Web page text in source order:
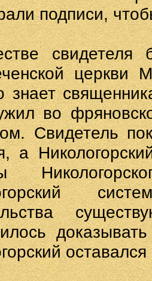
подписи,
церкви
знает
во
Свидетель
а